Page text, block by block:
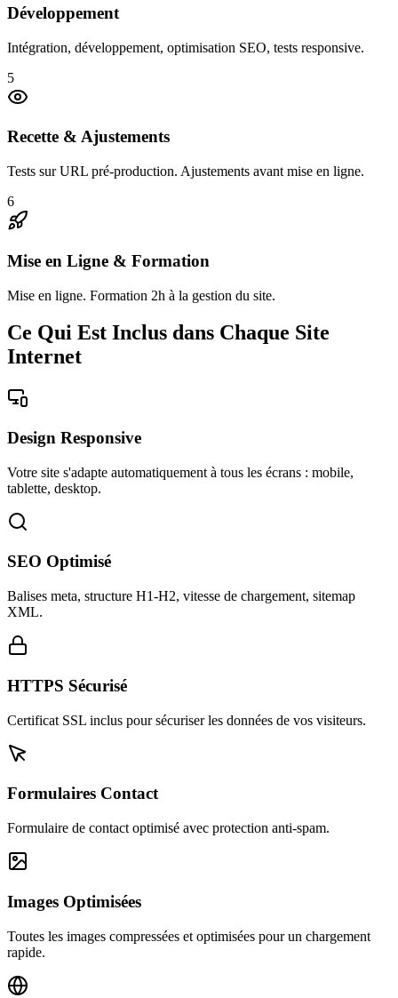
Développement
Intégration, développement, optimisation SEO, tests responsive.
5
Recette & Ajustements
Tests sur URL pré-production. Ajustements avant mise en ligne.
6
Mise en Ligne & Formation
Mise en ligne. Formation 2h à la gestion du site.
Ce Qui Est Inclus dans Chaque Site
Internet
Design Responsive
Votre site s'adapte automatiquement à tous les écrans : mobile,
tablette, desktop.
SEO Optimisé
Balises meta, structure H1-H2, vitesse de chargement, sitemap
XML.
HTTPS Sécurisé
Certificat SSL inclus pour sécuriser les données de vos visiteurs.
Formulaires Contact
Formulaire de contact optimisé avec protection anti-spam.
Images Optimisées
Toutes les images compressées et optimisées pour un chargement
rapide.